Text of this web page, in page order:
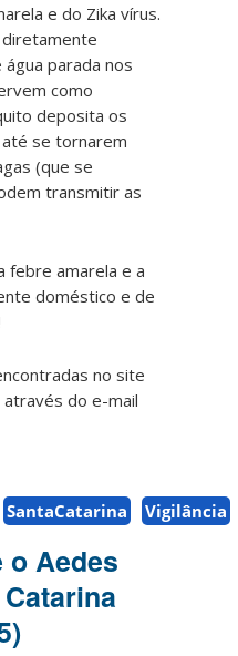
e do Zika vírus.
parada nos
como
deposita os
se tornarem
(que se
transmitir as
febre amarela e a
doméstico e de
no site
do e-mail
SantaCatarina Vigilância
Aedes